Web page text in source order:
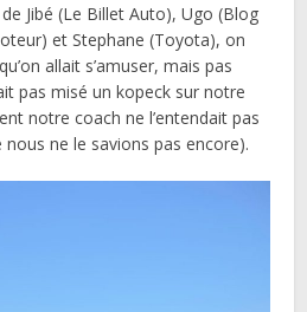
Jibé (Le Billet Auto), Ugo (Blog
et Stephane (Toyota), on
allait s’amuser, mais pas
pas misé un kopeck sur notre
notre coach ne l’entendait pas
ne le savions pas encore).